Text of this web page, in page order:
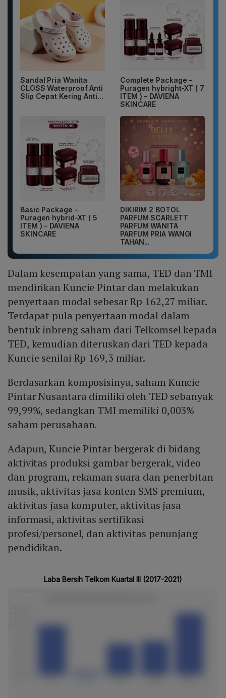
Sandal Pria Wanita
CLOSS Waterproof Anti
Slip Cepat Kering Anti...
Complete Package -
Puragen hybright-XT ( 7
ITEM ) - DAVIENA
SKINCARE
Basic Package -
Puragen hybrid-XT ( 5
ITEM ) - DAVIENA
SKINCARE
DIKIRIM 2 BOTOL
PARFUM SCARLETT
PARFUM WANITA
PARFUM PRIA WANGI
TAHAN...
Dalam kesempatan yang sama, TED dan TMI
mendirikan Kuncie Pintar dan melakukan
penyertaan modal sebesar Rp 162,27 miliar.
Terdapat pula penyertaan modal dalam
bentuk inbreng saham dari Telkomsel kepada
TED, kemudian diteruskan dari TED kepada
Kuncie senilai Rp 169,3 miliar.
Berdasarkan komposisinya, saham Kuncie
Pintar Nusantara dimiliki oleh TED sebanyak
99,99%, sedangkan TMI memiliki 0,003%
saham perusahaan.
Adapun, Kuncie Pintar bergerak di bidang
aktivitas produksi gambar bergerak, video
dan program, rekaman suara dan penerbitan
musik, aktivitas jasa konten SMS premium,
aktivitas jasa komputer, aktivitas jasa
informasi, aktivitas sertifikasi
profesi/personel, dan aktivitas penunjang
pendidikan.